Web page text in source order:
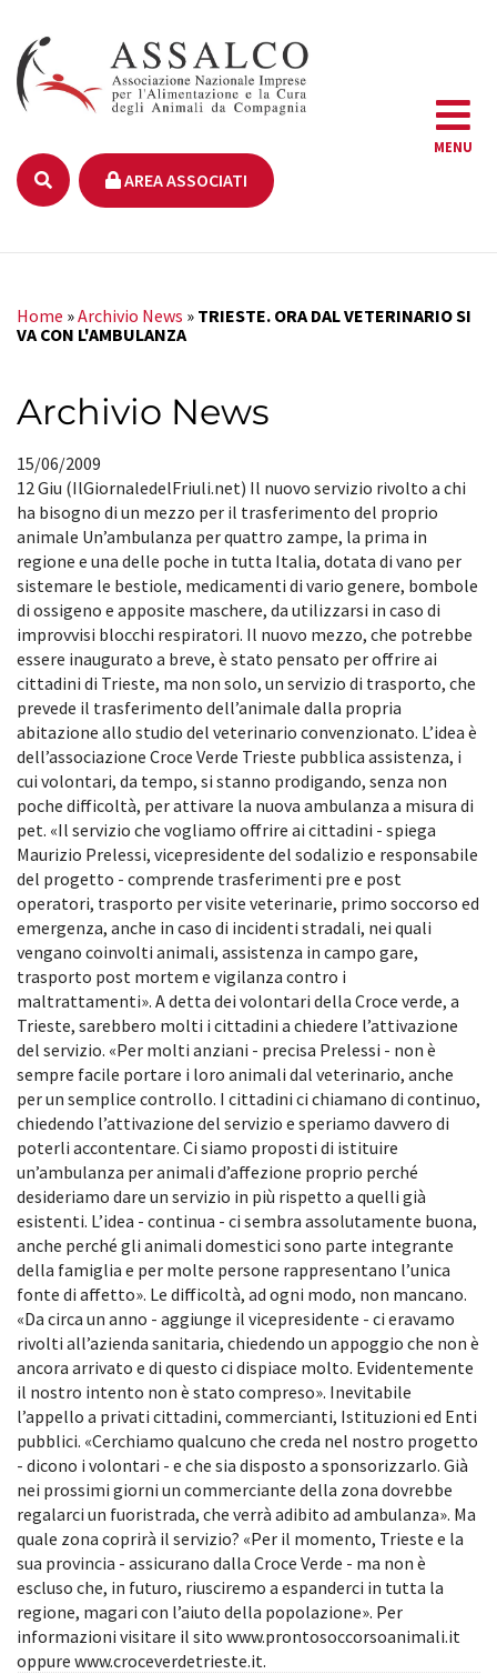
MENU
AREA ASSOCIATI
Home »Archivio News » TRIESTE. ORA DAL VETERINARIO SI
VA CON L'AMBULANZA
Archivio News
15/06/2009
12 Giu (IlGiornaledelFriuli.net) Il nuovo servizio rivolto a chi
ha bisogno di un mezzo per il trasferimento del proprio
animale Un’ambulanza per quattro zampe, la prima in
regione e una delle poche in tutta Italia, dotata di vano per
sistemare le bestiole, medicamenti di vario genere, bombole
di ossigeno e apposite maschere, da utilizzarsi in caso di
improvvisi blocchi respiratori. Il nuovo mezzo, che potrebbe
essere inaugurato a breve, è stato pensato per offrire ai
cittadini di Trieste, ma non solo, un servizio di trasporto, che
prevede il trasferimento dell’animale dalla propria
abitazione allo studio del veterinario convenzionato. L’idea è
dell’associazione Croce Verde Trieste pubblica assistenza, i
cui volontari, da tempo, si stanno prodigando, senza non
poche difficoltà, per attivare la nuova ambulanza a misura di
pet. «Il servizio che vogliamo offrire ai cittadini - spiega
Maurizio Prelessi, vicepresidente del sodalizio e responsabile
del progetto - comprende trasferimenti pre e post
operatori, trasporto per visite veterinarie, primo soccorso ed
emergenza, anche in caso di incidenti stradali, nei quali
vengano coinvolti animali, assistenza in campo gare,
trasporto post mortem e vigilanza contro i
maltrattamenti». A detta dei volontari della Croce verde, a
Trieste, sarebbero molti i cittadini a chiedere l’attivazione
del servizio. «Per molti anziani - precisa Prelessi - non è
sempre facile portare i loro animali dal veterinario, anche
per un semplice controllo. I cittadini ci chiamano di continuo,
chiedendo l’attivazione del servizio e speriamo davvero di
poterli accontentare. Ci siamo proposti di istituire
un’ambulanza per animali d’affezione proprio perché
desideriamo dare un servizio in più rispetto a quelli già
esistenti. L’idea - continua - ci sembra assolutamente buona,
anche perché gli animali domestici sono parte integrante
della famiglia e per molte persone rappresentano l’unica
fonte di affetto». Le difficoltà, ad ogni modo, non mancano.
«Da circa un anno - aggiunge il vicepresidente - ci eravamo
rivolti all’azienda sanitaria, chiedendo un appoggio che non è
ancora arrivato e di questo ci dispiace molto. Evidentemente
il nostro intento non è stato compreso». Inevitabile
l’appello a privati cittadini, commercianti, Istituzioni ed Enti
pubblici. «Cerchiamo qualcuno che creda nel nostro progetto
- dicono i volontari - e che sia disposto a sponsorizzarlo. Già
nei prossimi giorni un commerciante della zona dovrebbe
regalarci un fuoristrada, che verrà adibito ad ambulanza». Ma
quale zona coprirà il servizio? «Per il momento, Trieste e la
sua provincia - assicurano dalla Croce Verde - ma non è
escluso che, in futuro, riusciremo a espanderci in tutta la
regione, magari con l’aiuto della popolazione». Per
informazioni visitare il sito www.prontosoccorsoanimali.it
oppure www.croceverdetrieste.it.